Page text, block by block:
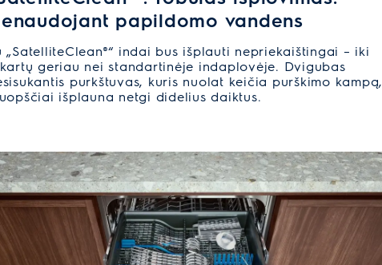
papildomo vandens
„SatelliteClean®“ indai bus išplauti nepriekaištingai – iki
geriau nei standartinėje indaplovėje. Dvigubas
purkštuvas, kuris nuolat keičia purškimo kampą,
išplauna netgi didelius daiktus.